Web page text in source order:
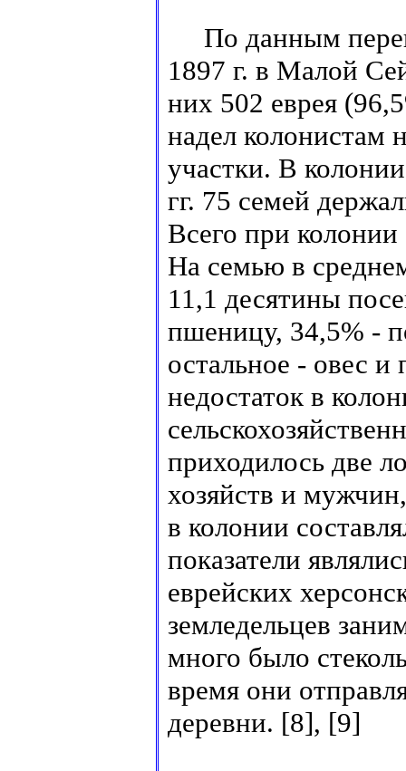
По данным
1897 г. в Малой
них 502 еврея
надел колонистам
участки. В
гг. 75 семей
Всего при
На семью в
11,1 десятины
пшеницу, 34,5% -
остальное - овес
недостаток в
приходилось две
хозяйств и
в колонии
показатели
еврейских
земледельцев
много было
время они
деревни. [8], [9]